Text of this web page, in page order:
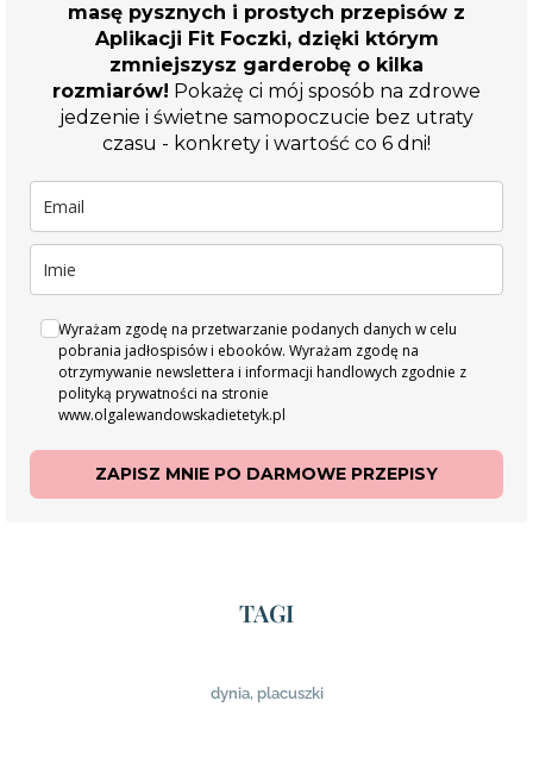
masę pysznych i prostych przepisów z
Aplikacji Fit Foczki, dzięki którym
zmniejszysz garderobę o kilka
rozmiarów! Pokażę ci mój sposób na zdrowe
jedzenie i świetne samopoczucie bez utraty
czasu - konkrety i wartość co 6 dni!
Wyrażam zgodę na przetwarzanie podanych danych w celu
pobrania jadłospisów i ebooków. Wyrażam zgodę na
otrzymywanie newslettera i informacji handlowych zgodnie z
polityką prywatności na stronie
www.olgalewandowskadietetyk.pl
ZAPISZ MNIE PO DARMOWE PRZEPISY
TAGI
dynia, placuszki